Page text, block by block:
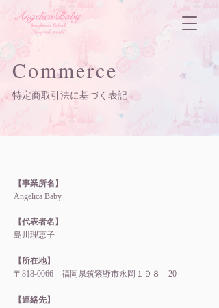
Commerce
特定商取引法に基づく表記
【事業所名】
Angelica Baby
【代表者名】
島川理恵子
【所在地】
〒818-0066 福岡県筑紫野市永岡１９８－20​
【連絡先】